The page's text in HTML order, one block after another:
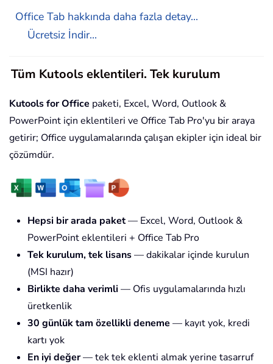
Office Tab hakkında daha fazla detay...
Ücretsiz İndir...
Tüm Kutools eklentileri. Tek kurulum
Kutools for Office paketi, Excel, Word, Outlook &
PowerPoint için eklentileri ve Office Tab Pro'yu bir araya
getirir; Office uygulamalarında çalışan ekipler için ideal bir
çözümdür.
Hepsi bir arada paket— Excel, Word, Outlook &
PowerPoint eklentileri + Office Tab Pro
Tek kurulum, tek lisans— dakikalar içinde kurulun
(MSI hazır)
Birlikte daha verimli — Ofis uygulamalarında hızlı
üretkenlik
30 günlük tam özellikli deneme — kayıt yok, kredi
kartı yok
En iyi değer— tek tek eklenti almak yerine tasarruf